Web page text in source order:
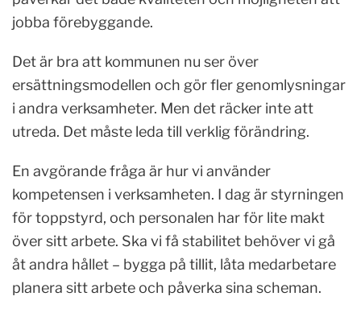
jobba förebyggande.
Det är bra att kommunen nu ser över
ersättningsmodellen och gör fler genomlysningar
i andra verksamheter. Men det räcker inte att
utreda. Det måste leda till verklig förändring.
En avgörande fråga är hur vi använder
kompetensen i verksamheten. I dag är styrningen
för toppstyrd, och personalen har för lite makt
över sitt arbete. Ska vi få stabilitet behöver vi gå
åt andra hållet – bygga på tillit, låta medarbetare
planera sitt arbete och påverka sina scheman.